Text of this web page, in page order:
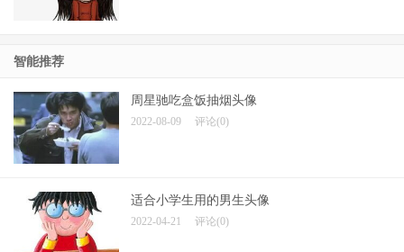
智能推荐
周星驰吃盒饭抽烟头像
2022-08-09 评论(0)
适合小学生用的男生头像
2022-04-21 评论(0)